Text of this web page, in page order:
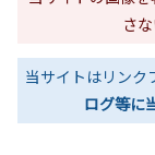
さ
当サイトはリンク
ログ等に